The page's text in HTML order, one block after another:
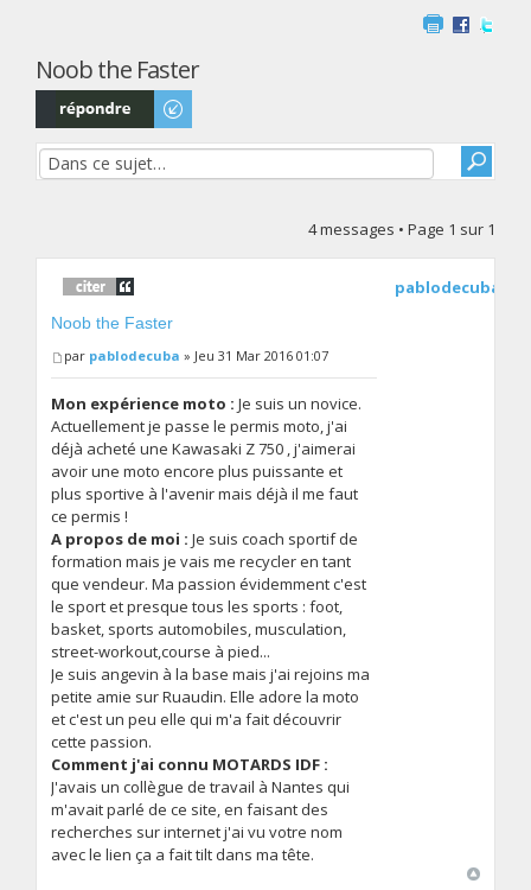
Noob the Faster
Répondre
4 messages • Page 1 sur 1
Noob the Faster
par pablodecuba » Jeu 31 Mar 2016 01:07
Mon expérience moto : Je suis un novice.
Actuellement je passe le permis moto, j'ai
déjà acheté une Kawasaki Z 750 , j'aimerai
avoir une moto encore plus puissante et
plus sportive à l'avenir mais déjà il me faut
ce permis !
A propos de moi : Je suis coach sportif de
formation mais je vais me recycler en tant
que vendeur. Ma passion évidemment c'est
le sport et presque tous les sports : foot,
basket, sports automobiles, musculation,
street-workout,course à pied...
Je suis angevin à la base mais j'ai rejoins ma
petite amie sur Ruaudin. Elle adore la moto
et c'est un peu elle qui m'a fait découvrir
cette passion.
Comment j'ai connu MOTARDS IDF :
J'avais un collègue de travail à Nantes qui
m'avait parlé de ce site, en faisant des
recherches sur internet j'ai vu votre nom
avec le lien ça a fait tilt dans ma tête.
pablodecuba